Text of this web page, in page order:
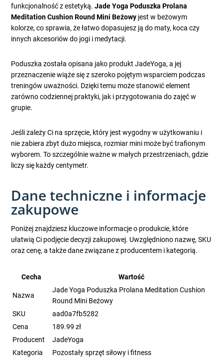
funkcjonalność z estetyką.Jade Yoga Poduszka Prolana
Meditation Cushion Round Mini Beżowy jest w beżowym
kolorze, co sprawia, że łatwo dopasujesz ją do maty, koca czy
innych akcesoriów do jogi i medytacji.
Poduszka została opisana jako produkt JadeYoga, a jej
przeznaczenie wiąże się z szeroko pojętym wsparciem podczas
treningów uważności. Dzięki temu może stanowić element
zarówno codziennej praktyki, jak i przygotowania do zajęć w
grupie.
Jeśli zależy Ci na sprzęcie, który jest wygodny w użytkowaniu i
nie zabiera zbyt dużo miejsca, rozmiar mini może być trafionym
wyborem. To szczególnie ważne w małych przestrzeniach, gdzie
liczy się każdy centymetr.
Dane techniczne i informacje
zakupowe
Poniżej znajdziesz kluczowe informacje o produkcie, które
ułatwią Ci podjęcie decyzji zakupowej. Uwzględniono nazwę, SKU
oraz cenę, a także dane związane z producentem i kategorią.
Cecha Wartość
Nazwa
Jade Yoga Poduszka Prolana Meditation Cushion
Round Mini Beżowy
SKU
aad0a7fb5282
Cena
189.99 zł
Producent
JadeYoga
Kategoria
Pozostały sprzęt siłowy i fitness